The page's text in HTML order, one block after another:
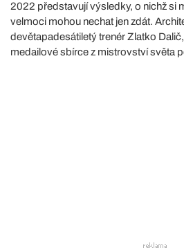
2022 představují výsledky, o nichž si
velmoci mohou nechat jen zdát.
devětapadesátiletý trenér Zlatko
medailové sbírce z mistrovství světa